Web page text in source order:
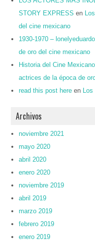
STORY EXPRESS en
del cine mexicano
1930-1970 – lonelyeduardo
de oro del cine mexicano
Historia del Cine
actrices de la época de
read this post here en
Archivos
noviembre 2021
mayo 2020
abril 2020
enero 2020
noviembre 2019
abril 2019
marzo 2019
febrero 2019
enero 2019